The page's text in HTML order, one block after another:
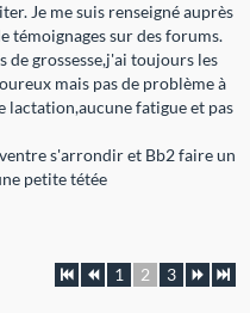
Je me suis renseigné auprès
témoignages sur des forums.
de grossesse,j'ai toujours les
mais pas de problème à
lactation,aucune fatigue et pas
s'arrondir et Bb2 faire un
petite tétée
1 2 3